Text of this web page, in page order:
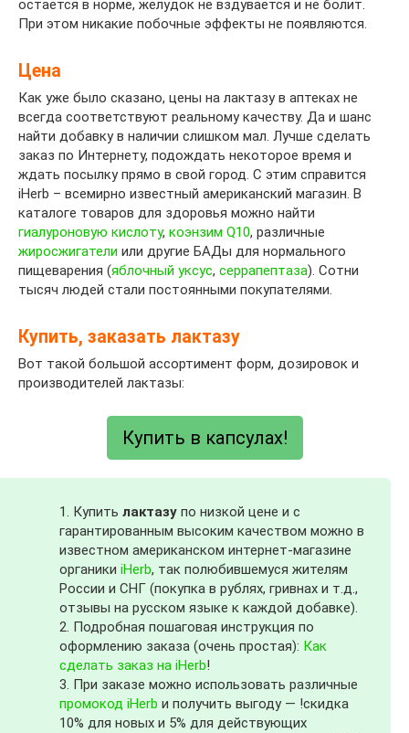
остается в норме, желудок не вздувается и не болит.
При этом никакие побочные эффекты не появляются.
Цена
Как уже было сказано, цены на лактазу в аптеках не
всегда соответствуют реальному качеству. Да и шанс
найти добавку в наличии слишком мал. Лучше сделать
заказ по Интернету, подождать некоторое время и
ждать посылку прямо в свой город. С этим справится
iHerb – всемирно известный американский магазин. В
каталоге товаров для здоровья можно найти
гиалуроновую кислоту, коэнзим Q10, различные
жиросжигатели или другие БАДы для нормального
пищеварения (яблочный уксус, серрапептаза). Сотни
тысяч людей стали постоянными покупателями.
Купить, заказать лактазу
Вот такой большой ассортимент форм, дозировок и
производителей лактазы:
Купить в капсулах!
1. Купить лактазу по низкой цене и с
гарантированным высоким качеством можно в
известном американском интернет-магазине
органики iHerb, так полюбившемуся жителям
России и СНГ (покупка в рублях, гривнах и т.д.,
отзывы на русском языке к каждой добавке).
2. Подробная пошаговая инструкция по
оформлению заказа (очень простая): Как
сделать заказ на iHerb!
3. При заказе можно использовать различные
промокод iHerb и получить выгоду — !скидка
10% для новых и 5% для действующих